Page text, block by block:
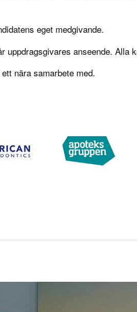
eget medgivande.
anseende. Alla
nära samarbete med.